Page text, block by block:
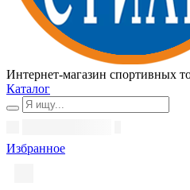
Интернет-магазин спортивных
Каталог
Избранное